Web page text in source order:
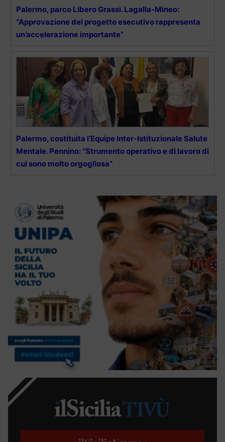
Palermo, parco Libero Grassi. Lagalla-Mineo:
“Approvazione del progetto esecutivo rappresenta
un’accelerazione importante”
Palermo, costituita l’Equipe Inter-Istituzionale Salute
Mentale. Pennino: “Strumento operativo e di lavoro di
cui sono molto orgogliosa”